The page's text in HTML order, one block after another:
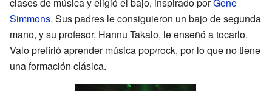
clases de música y eligió el bajo, inspirado porGene
Simmons. Sus padres le consiguieron un bajo de segunda
mano, y su profesor, Hannu Takalo, le enseñó a tocarlo.
Valo prefirió aprender música pop/rock, por lo que no tiene
una formación clásica.